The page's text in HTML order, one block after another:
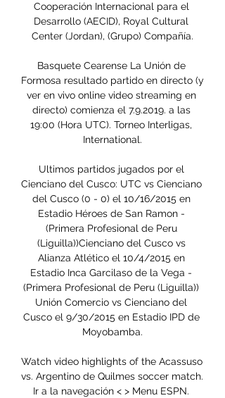
Cooperación Internacional para el
Desarrollo (AECID), Royal Cultural
Center (Jordan), (Grupo) Compañía.
Basquete Cearense La Unión de
Formosa resultado partido en directo (y
ver en vivo online video streaming en
directo) comienza el 7.9.2019. a las
19:00 (Hora UTC). Torneo Interligas,
International.
Ultimos partidos jugados por el
Cienciano del Cusco: UTC vs Cienciano
del Cusco (0 - 0) el 10/16/2015 en
Estadio Héroes de San Ramon -
(Primera Profesional de Peru
(Liguilla))Cienciano del Cusco vs
Alianza Atlético el 10/4/2015 en
Estadio Inca Garcilaso de la Vega -
(Primera Profesional de Peru (Liguilla))
Unión Comercio vs Cienciano del
Cusco el 9/30/2015 en Estadio IPD de
Moyobamba.
Watch video highlights of the Acassuso
vs. Argentino de Quilmes soccer match.
Ir a la navegación < > Menu ESPN.